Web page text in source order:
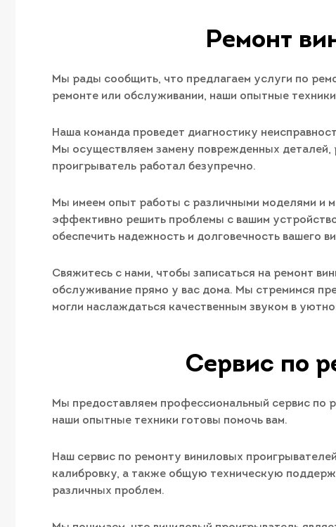
Ремонт
Мы рады сообщить, что предлагаем услуги по
ремонте или обслуживании, наши опытные
Наша команда проведет диагностику
Мы осуществляем замену поврежденных
проигрыватель работал безупречно.
Мы имеем опыт работы с различными моделями и
эффективно решить проблемы с вашим
обеспечить надежность и долговечность вашего
Свяжитесь с нами, чтобы записаться на ремонт
обслуживание прямо у вас дома. Мы стремимся
могли наслаждаться качественным звуком в
Сервис по
Мы предоставляем профессиональный сервис по
наши опытные техники готовы помочь вам.
Наш сервис по ремонту виниловых
калибровку, а также общую техническую
различных проблем.